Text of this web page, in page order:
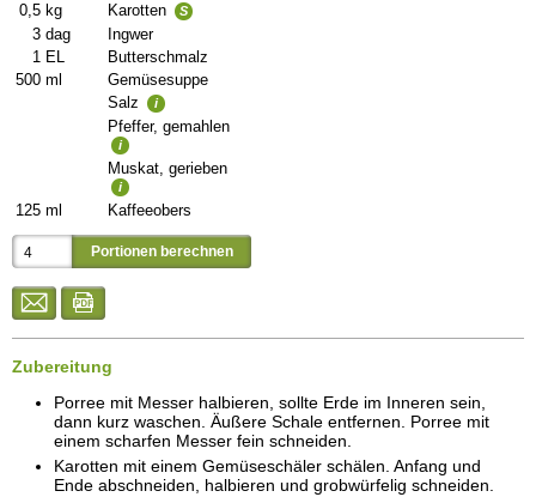
0,5 kg Karotten S
3 dag
Ingwer
1 EL
Butterschmalz
500 ml
Gemüsesuppe
Salz
i
Pfeffer, gemahlen
i
Muskat, gerieben
i
125 ml Kaffeeobers
Zubereitung
Porree mit Messer halbieren, sollte Erde im Inneren sein,
dann kurz waschen. Äußere Schale entfernen. Porree mit
einem scharfen Messer fein schneiden.
Karotten mit einem Gemüseschäler schälen. Anfang und
Ende abschneiden, halbieren und grobwürfelig schneiden.